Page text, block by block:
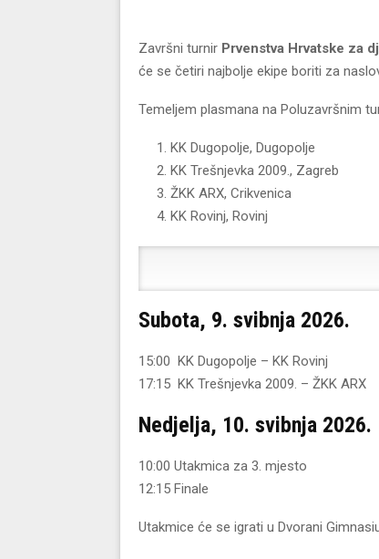
Završni turnir Prvenstva Hrvatske za
će se četiri najbolje ekipe boriti za
Temeljem plasmana na Poluzavršnim
KK Dugopolje, Dugopolje
KK Trešnjevka 2009., Zagreb
ŽKK ARX, Crikvenica
KK Rovinj, Rovinj
Subota, 9. svibnja 2026.
15:00 KK Dugopolje – KK Rovinj
17:15 KK Trešnjevka 2009. – ŽKK ARX
Nedjelja, 10. svibnja 2026.
10:00 Utakmica za 3. mjesto
12:15 Finale
Utakmice će se igrati u Dvorani